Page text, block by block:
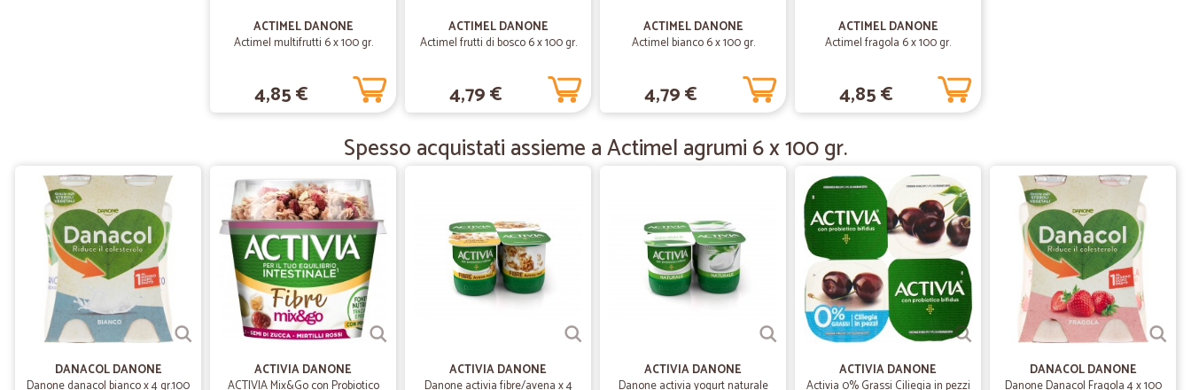
consegna in 24H. imballi accurati.
Angelo C.
Completamente soddisfatto, Grazie
01/03/2019
RECENSIONE
Finalmente un servizio valido di spesa online che consegni anche nella mia zona.
06/01/2019
Precisi puntuali con una vasta scelta.
ACTIMEL DANONE
Actimel multifrutti 6 x 100 gr.
4,85 €
ACTIMEL DANONE
Actimel frutti di bosco 6 x 100 gr.
4,79 €
ACTIMEL DANONE
Actimel bianco 6 x 100 gr.
4,79 €
ACTIMEL DANONE
Actimel fragola 6 x 100 gr.
4,85 €
Spesso acquistati assieme a Actimel agrumi 6 x 100 gr.
DANACOL DANONE
Danone danacol bianco x 4 gr.100
ACTIVIA DANONE
ACTIVIA Mix&Go con Probiotico
ACTIVIA DANONE
Danone activia fibre/avena x 4
ACTIVIA DANONE
Danone activia yogurt naturale
ACTIVIA DANONE
Activia 0% Grassi Ciliegia in pezzi
DANACOL DANONE
Danone Danacol Fragola 4 x 100